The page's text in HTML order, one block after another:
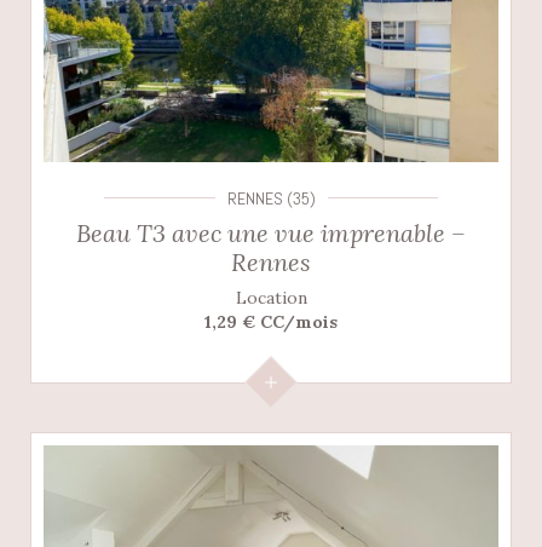
RENNES (35)
Beau T3 avec une vue imprenable –
Rennes
Location
1,29 € CC/mois